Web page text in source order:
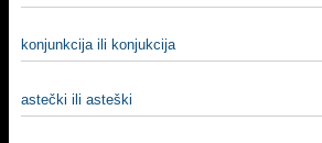
konjunkcija ili konjukcija
astečki ili asteški